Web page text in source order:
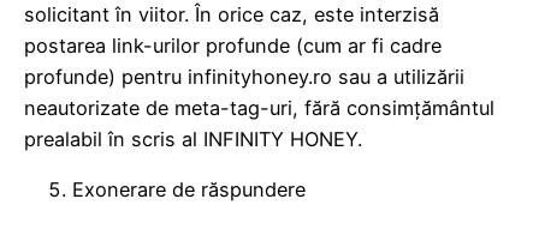
solicitant în viitor. În orice caz, este interzisă
postarea link-urilor profunde (cum ar fi cadre
profunde) pentru infinityhoney.ro sau a utilizării
neautorizate de meta-tag-uri, fără consimțământul
prealabil în scris al INFINITY HONEY.
Exonerare de răspundere